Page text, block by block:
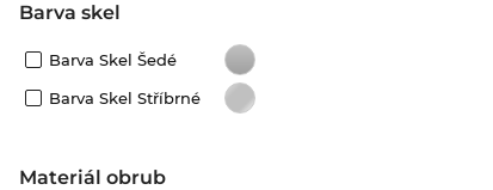
Barva skel
Barva Skel Šedé
Barva Skel Stříbrné
Materiál obrub